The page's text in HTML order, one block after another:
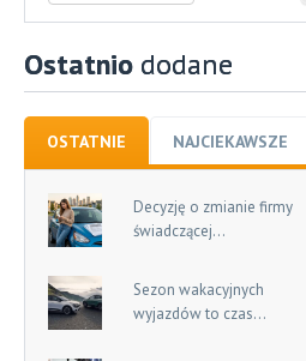
Ostatnio dodane
OSTATNIE NAJCIEKAWSZE
Decyzję o zmianie firmy
świadczącej...
Sezon wakacyjnych
wyjazdów to czas...